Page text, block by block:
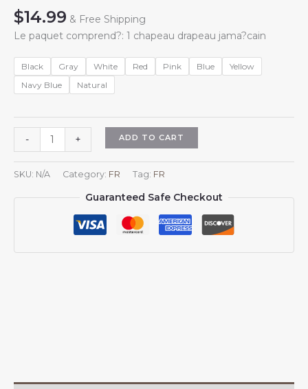
$14.99 & Free Shipping
Le paquet comprend?: 1 chapeau drapeau jama?cain
Black Gray White Red Pink Blue
Yellow
Navy Blue
Natural
-
Casquette
Jama?
que
pour
hommes
+ ADD TO CART
SKU: N/A Category: FR Tag: FR
Guaranteed Safe Checkout